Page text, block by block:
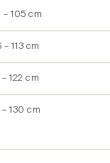
– 105 cm
– 113 cm
– 122 cm
– 130 cm